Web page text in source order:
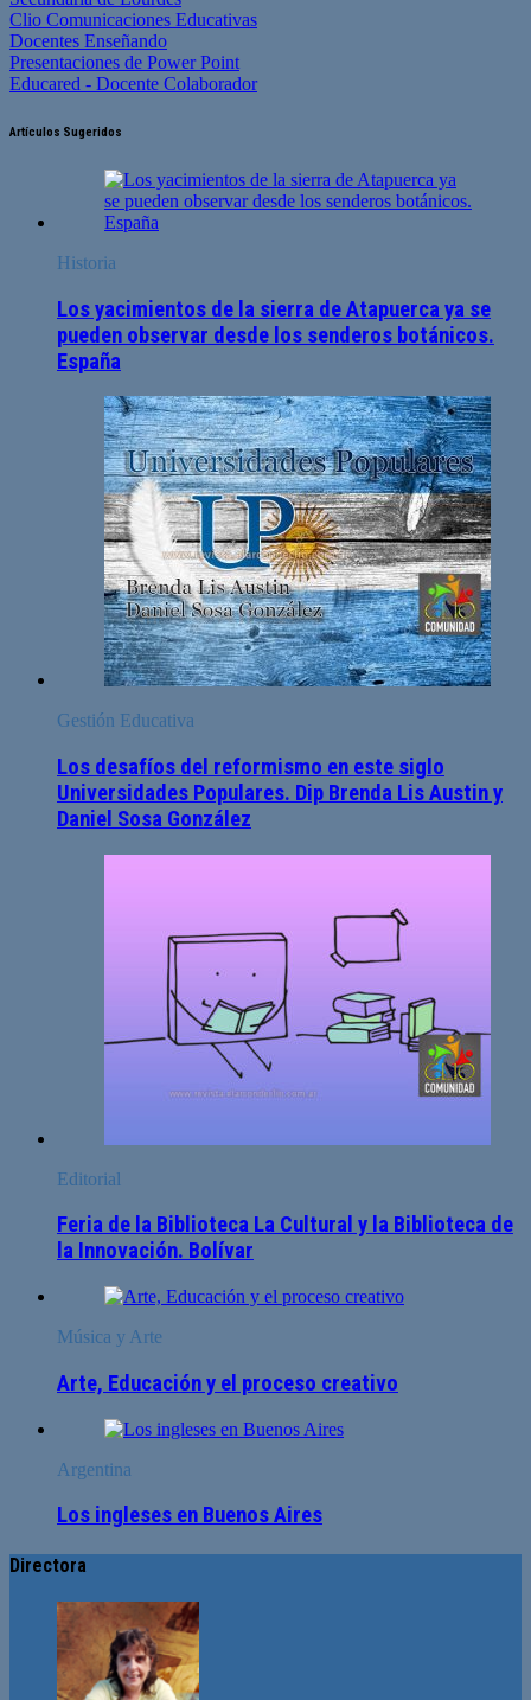
Clio Comunicaciones Educativas
Docentes Enseñando
Presentaciones de Power Point
Educared - Docente Colaborador
Artículos Sugeridos
Historia
Los yacimientos de la sierra de Atapuerca ya se
pueden observar desde los senderos botánicos.
España
Gestión Educativa
Los desafíos del reformismo en este siglo
Universidades Populares. Dip Brenda Lis Austin y
Daniel Sosa González
Editorial
Feria de la Biblioteca La Cultural y la Biblioteca de
la Innovación. Bolívar
Música y Arte
Arte, Educación y el proceso creativo
Argentina
Los ingleses en Buenos Aires
Directora